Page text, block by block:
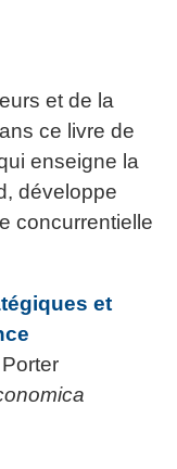
et de la
ce livre de
enseigne la
développe
concurrentielle
et